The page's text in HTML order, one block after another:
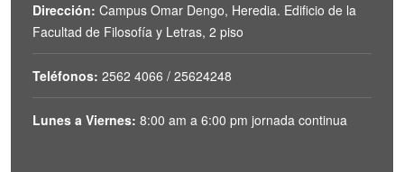
Dirección: Campus Omar Dengo, Heredia. Edificio de la
Facultad de Filosofía y Letras, 2 piso
Teléfonos: 2562 4066 / 25624248
Lunes a Viernes: 8:00 am a 6:00 pm jornada continua